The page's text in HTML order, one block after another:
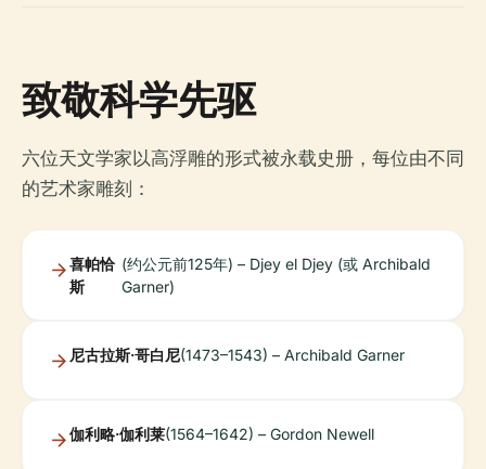
致敬科学先驱
六位天文学家以高浮雕的形式被永载史册，每位由不同
的艺术家雕刻：
喜帕恰
斯
(约公元前125年) – Djey el Djey (或 Archibald
Garner)
尼古拉斯·哥白尼(1473–1543) – Archibald Garner
伽利略·伽利莱(1564–1642) – Gordon Newell